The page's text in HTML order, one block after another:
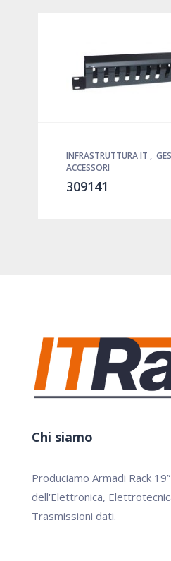
INFRASTRUTTURA IT ,
ACCESSORI
309141
Chi siamo
Produciamo Armadi Rack
dell'Elettronica,
Trasmissioni dati.